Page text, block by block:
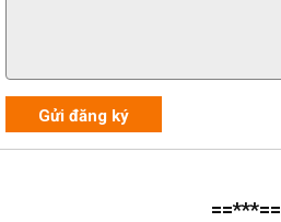
Gửi đăng ký
==***==